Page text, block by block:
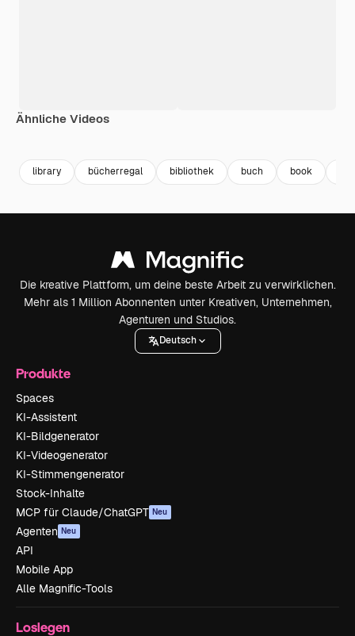
Ähnliche Videos
library bücherregal bibliothek buch book
Die kreative Plattform, um deine beste Arbeit zu verwirklichen.
Mehr als 1 Million Abonnenten unter Kreativen, Unternehmen,
Agenturen und Studios.
Deutsch
Produkte
Spaces
KI-Assistent
KI-Bildgenerator
KI-Videogenerator
KI-Stimmengenerator
Stock-Inhalte
MCP für Claude/ChatGPT Neu
Agenten Neu
API
Mobile App
Alle Magnific-Tools
Loslegen